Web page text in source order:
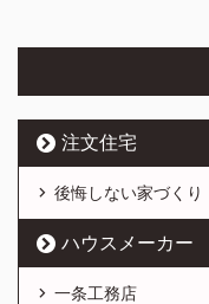
注文住宅
後悔しない家づくり
ハウスメーカー
一条工務店